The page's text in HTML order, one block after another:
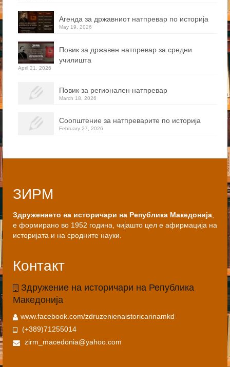
Агенда за државниот натпревар по историја
May 19, 2026
Повик за државен натпревар за средни
училишта
April 21, 2026
Повик за регионален натпревар
March 18, 2026
Соопштение за натпреварите по историја
February 27, 2026
ЗИРМ
Здружението на историчари на Република Македонија,
е формирано во 1952 година, чијашто цел е афирмација на
историјата и на сродните науки.
Контакт
Здружение на историчари на Република
Македонија
www.facebook.com/zdruzenienaistoricarinamkd
(+389)71255014
zirm_macedonia@yahoo.com